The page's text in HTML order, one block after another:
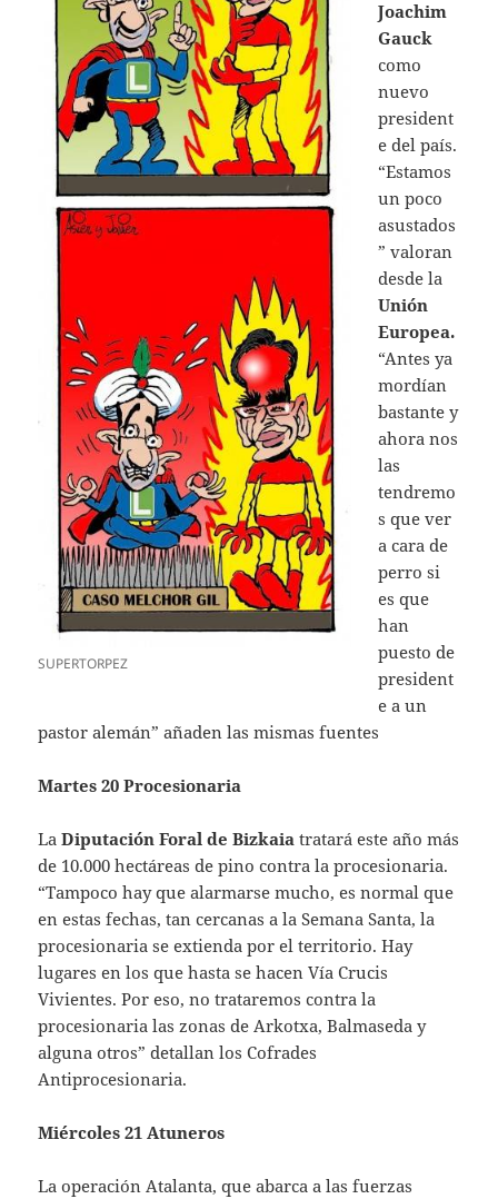
SUPERTORPEZ
Joachim
Gauck
como
nuevo
president
e del país.
“Estamos
un poco
asustados
” valoran
desde la
Unión
Europea.
“Antes ya
mordían
bastante y
ahora nos
las
tendremo
s que ver
a cara de
perro si
es que
han
puesto de
president
e a un
pastor alemán” añaden las mismas fuentes
Martes 20 Procesionaria
LaDiputación Foral de Bizkaia tratará este año más
de 10.000 hectáreas de pino contra la procesionaria.
“Tampoco hay que alarmarse mucho, es normal que
en estas fechas, tan cercanas a la Semana Santa, la
procesionaria se extienda por el territorio. Hay
lugares en los que hasta se hacen Vía Crucis
Vivientes. Por eso, no trataremos contra la
procesionaria las zonas de Arkotxa, Balmaseda y
alguna otros” detallan los Cofrades
Antiprocesionaria.
Miércoles 21 Atuneros
La operación Atalanta, que abarca a las fuerzas